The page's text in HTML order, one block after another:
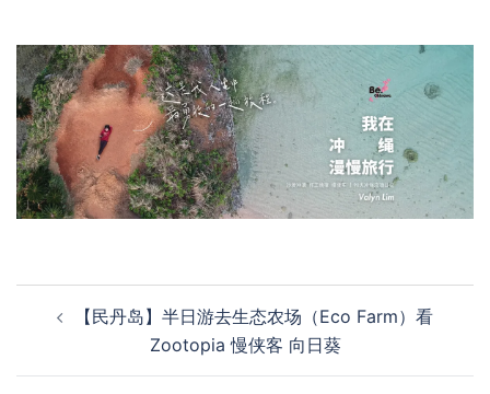
navigation
【民丹岛】半日游去生态农场（Eco Farm）看
Zootopia 慢侠客 向日葵